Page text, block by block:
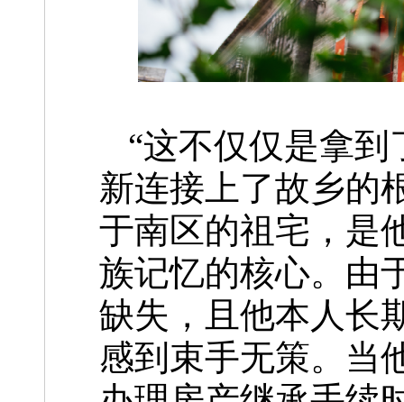
“这不仅仅是拿
新连接上了故乡的
于南区的祖宅，是
族记忆的核心。由
缺失，且他本人长
感到束手无策。当